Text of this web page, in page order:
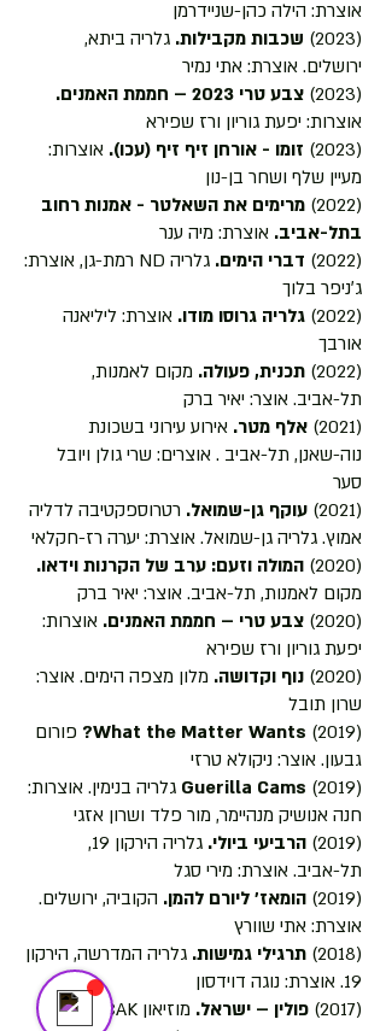
אוצרת: הילה כהן-שניידרמן
(2023)
שכבות מקבילות. גלריה ביתא,
ירושלים. אוצרת: אתי נמיר
(2023)
צבע טרי 2023 – חממת האמנים.
אוצרות: יפעת גוריון ורז שפירא
(2023)
זומו - אורחן זיף זיף (עכו). אוצרות:
מעיין שלף ושחר בן-נון
(2022)
מרימים את השאלטר - אמנות רחוב
בתל-אביב. אוצרת: מיה ענר
(2022)
דברי הימים.
גלריה ND רמת-גן, אוצרת:
ג׳ניפר בלוך
(2022)
גלריה גרוסו מודו. אוצרת: ליליאנה
אורבך
(2022)
תכנית, פעולה. מקום לאמנות,
תל-אביב. אוצר: יאיר ברק
(2021)
אלף מטר. אירוע עירוני בשכונת
נוה-שאנן, תל-אביב . אוצרים: שרי גולן ויובל
סער
(2021)
עוקף גן-שמואל. רטרוספקטיבה לדליה
אמוץ. גלריה גן-שמואל. אוצרת: יערה רז-חקלאי
(2020)
המולה וזעם: ערב של הקרנות וידאו.
מקום לאמנות, תל-אביב. אוצר: יאיר ברק
(2020)
צבע טרי – חממת האמנים. אוצרות:
יפעת גוריון ורז שפירא
(2020)
נוף וקדושה. מלון מצפה הימים. אוצר:
שרון תובל
(2019)
What the Matter Wants?
פורום
גבעון. אוצר: ניקולא טרזי
(2019)
Guerilla Cams גלריה בנימין. אוצרות:
חנה אנושיק מנהיימר, מור פלד ושרון אזגי
(2019)
הרביעי ביולי.
גלריה הירקון 19,
תל-אביב. אוצרת: מירי סגל
(2019)
הומאז' ליורם להמן. הקוביה, ירושלים.
אוצרת: אתי שוורץ
(2018)
תרגילי גמישות. גלריה המדרשה, הירקון
19. אוצרת: נוגה דוידסון
(2017)
פולין – ישראל.
מוזיאון MOCAK
Bezalel